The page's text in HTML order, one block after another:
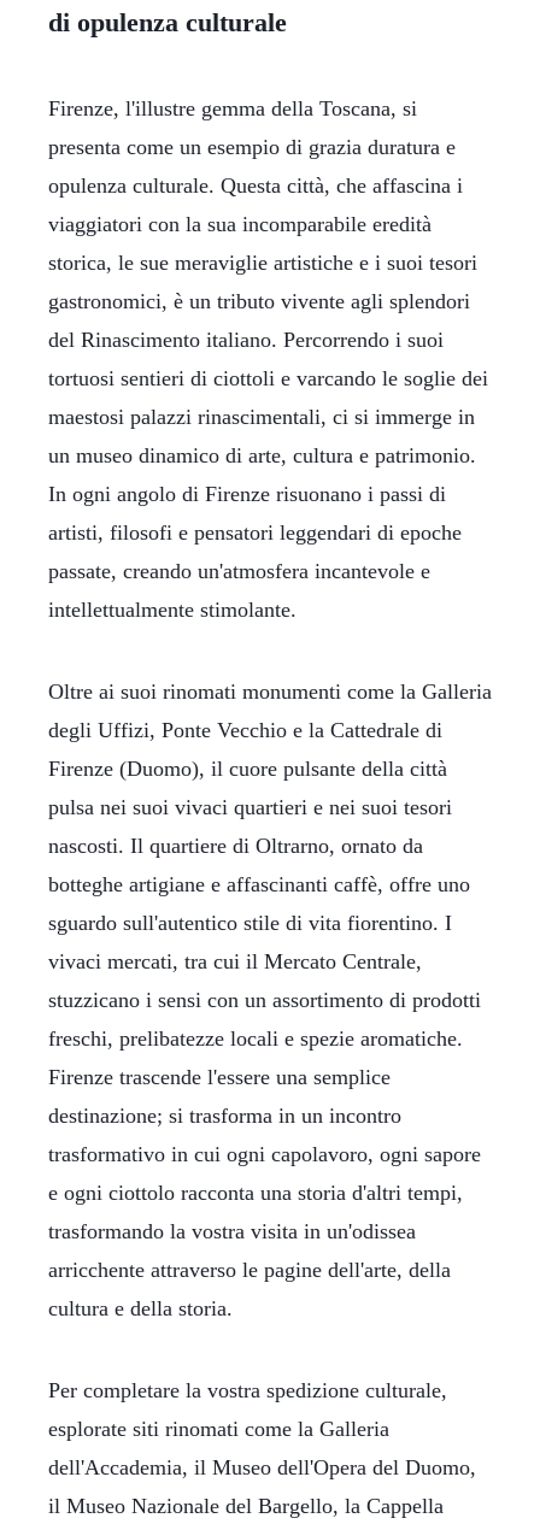
di opulenza culturale
Firenze, l'illustre gemma della Toscana, si
presenta come un esempio di grazia duratura e
opulenza culturale. Questa città, che affascina i
viaggiatori con la sua incomparabile eredità
storica, le sue meraviglie artistiche e i suoi tesori
gastronomici, è un tributo vivente agli splendori
del Rinascimento italiano. Percorrendo i suoi
tortuosi sentieri di ciottoli e varcando le soglie dei
maestosi palazzi rinascimentali, ci si immerge in
un museo dinamico di arte, cultura e patrimonio.
In ogni angolo di Firenze risuonano i passi di
artisti, filosofi e pensatori leggendari di epoche
passate, creando un'atmosfera incantevole e
intellettualmente stimolante.
Oltre ai suoi rinomati monumenti come la Galleria
degli Uffizi, Ponte Vecchio e la Cattedrale di
Firenze (Duomo), il cuore pulsante della città
pulsa nei suoi vivaci quartieri e nei suoi tesori
nascosti. Il quartiere di Oltrarno, ornato da
botteghe artigiane e affascinanti caffè, offre uno
sguardo sull'autentico stile di vita fiorentino. I
vivaci mercati, tra cui il Mercato Centrale,
stuzzicano i sensi con un assortimento di prodotti
freschi, prelibatezze locali e spezie aromatiche.
Firenze trascende l'essere una semplice
destinazione; si trasforma in un incontro
trasformativo in cui ogni capolavoro, ogni sapore
e ogni ciottolo racconta una storia d'altri tempi,
trasformando la vostra visita in un'odissea
arricchente attraverso le pagine dell'arte, della
cultura e della storia.
Per completare la vostra spedizione culturale,
esplorate siti rinomati come la Galleria
dell'Accademia, il Museo dell'Opera del Duomo,
il Museo Nazionale del Bargello, la Cappella